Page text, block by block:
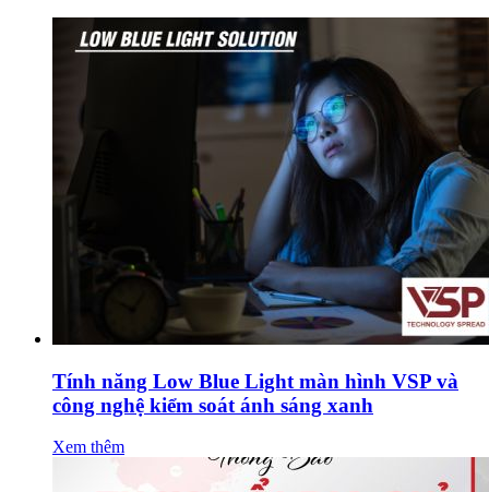
Tính năng Low Blue Light màn hình VSP và
công nghệ kiểm soát ánh sáng xanh
Xem thêm